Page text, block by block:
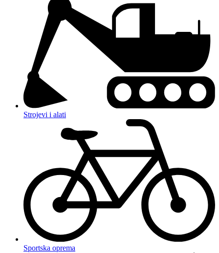
Strojevi i alati
Sportska oprema